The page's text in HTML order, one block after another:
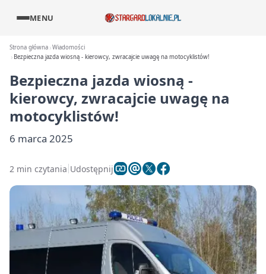
MENU
Strona główna Wiadomości
Bezpieczna jazda wiosną - kierowcy, zwracajcie uwagę na motocyklistów!
Bezpieczna jazda wiosną -
kierowcy, zwracajcie uwagę na
motocyklistów!
6 marca 2025
2 min czytania Udostępnij